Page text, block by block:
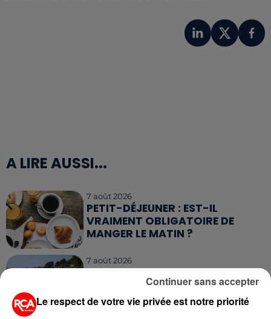
A LIRE AUSSI...
7 août 2026
PETIT-DÉJEUNER : EST-IL
VRAIMENT OBLIGATOIRE DE
MANGER LE MATIN ?
7 août 2026
WEEK-END ROUGE SUR LES
ROUTES : LE GRAND OUEST SE
PRÉPARE À UN...
Le respect de votre vie privée est notre priorité
Continuer sans accepter